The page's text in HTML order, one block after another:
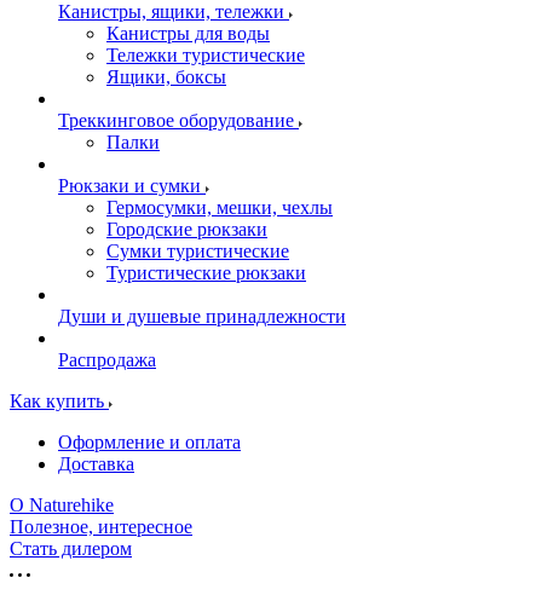
Канистры, ящики, тележки
Канистры для воды
Тележки туристические
Ящики, боксы
Треккинговое оборудование
Палки
Рюкзаки и сумки
Гермосумки, мешки, чехлы
Городские рюкзаки
Сумки туристические
Туристические рюкзаки
Души и душевые принадлежности
Распродажа
Как купить
Оформление и оплата
Доставка
О Naturehike
Полезное, интересное
Стать дилером